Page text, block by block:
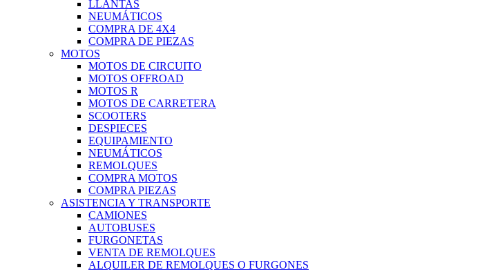
LLANTAS
NEUMÁTICOS
COMPRA DE 4X4
COMPRA DE PIEZAS
MOTOS
MOTOS DE CIRCUITO
MOTOS OFFROAD
MOTOS R
MOTOS DE CARRETERA
SCOOTERS
DESPIECES
EQUIPAMIENTO
NEUMÁTICOS
REMOLQUES
COMPRA MOTOS
COMPRA PIEZAS
ASISTENCIA Y TRANSPORTE
CAMIONES
AUTOBUSES
FURGONETAS
VENTA DE REMOLQUES
ALQUILER DE REMOLQUES O FURGONES